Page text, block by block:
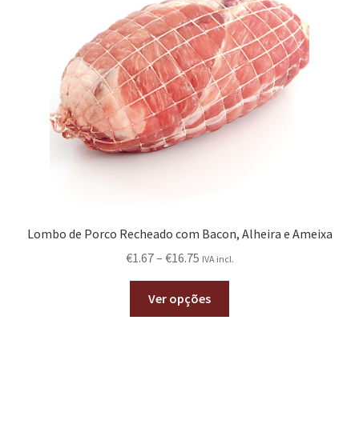
Lombo de Porco Recheado com Bacon, Alheira e Ameixa
€1.67– €16.75 IVA incl.
Ver opções